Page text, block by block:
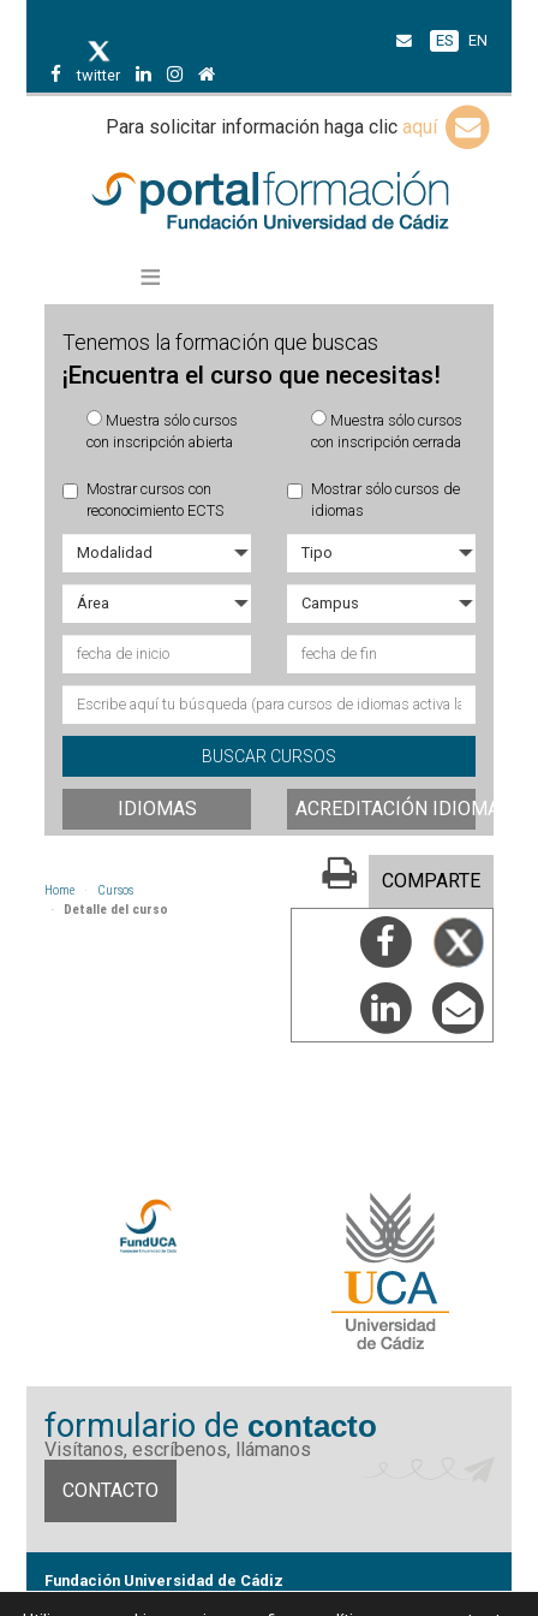
twitter
ES EN
Para solicitar información haga clic aquí
Tenemos la formación que buscas
¡Encuentra el curso que necesitas!
Muestra sólo cursos
con inscripción abierta
Muestra sólo cursos
con inscripción cerrada
Mostrar cursos con
reconocimiento ECTS
Mostrar sólo cursos de
idiomas
IDIOMAS ACREDITACIÓN IDIOMAS
Home
Cursos
Detalle del curso
COMPARTE
formulario de contacto
Visítanos, escríbenos, llámanos
CONTACTO
Fundación Universidad de Cádiz